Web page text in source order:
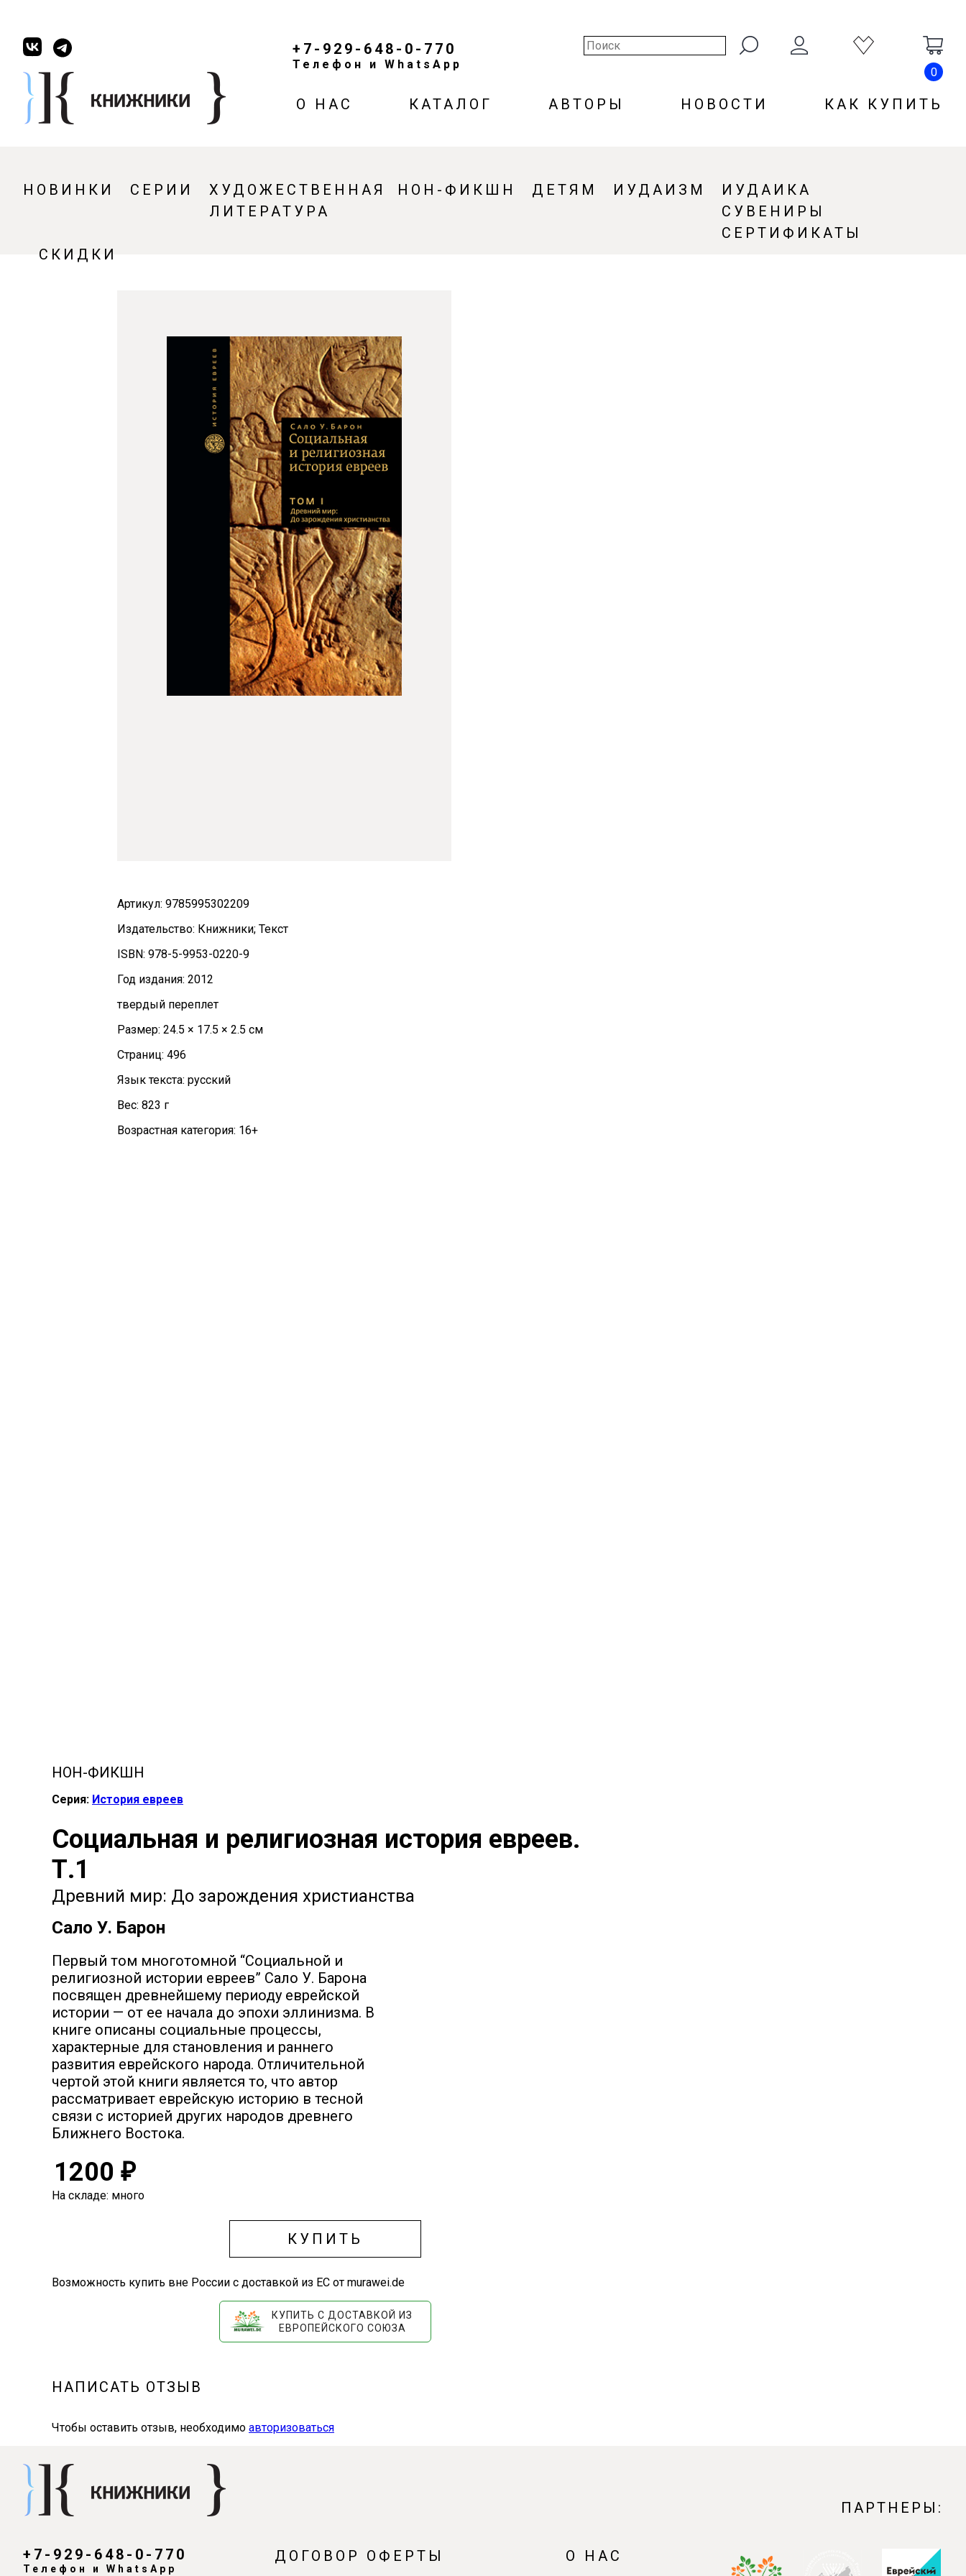
+7-929-648-0-770
Телефон и WhatsApp
0
О НАС КАТАЛОГ АВТОРЫ НОВОСТИ КАК КУПИТЬ
НОВИНКИ СЕРИИ
ХУДОЖЕСТВЕННАЯ
ЛИТЕРАТУРА
НОН-ФИКШН ДЕТЯМ ИУДАИЗМ
ИУДАИКА
СУВЕНИРЫ
СЕРТИФИКАТЫ
СКИДКИ
Артикул: 9785995302209
Издательство: Книжники; Текст
ISBN: 978-5-9953-0220-9
Год издания: 2012
твердый переплет
Размер: 24.5 × 17.5 × 2.5 см
Страниц: 496
Язык текста: русский
Вес: 823 г
Возрастная категория: 16+
НОН-ФИКШН
Серия: История евреев
Социальная и религиозная история евреев.
Т.1
Древний мир: До зарождения христианства
Сало У. Барон
Первый том многотомной “Социальной и
религиозной истории евреев” Сало У. Барона
посвящен древнейшему периоду еврейской
истории — от ее начала до эпохи эллинизма. В
книге описаны социальные процессы,
характерные для становления и раннего
развития еврейского народа. Отличительной
чертой этой книги является то, что автор
рассматривает еврейскую историю в тесной
связи с историей других народов древнего
Ближнего Востока.
1200 ₽
На складе: много
КУПИТЬ
Возможность купить вне России с доставкой из ЕС от murawei.de
КУПИТЬ С ДОСТАВКОЙ ИЗ
ЕВРОПЕЙСКОГО СОЮЗА
НАПИСАТЬ ОТЗЫВ
Чтобы оставить отзыв, необходимо авторизоваться
+7-929-648-0-770
Телефон и WhatsApp
ДОГОВОР ОФЕРТЫ О НАС
ПАРТНЕРЫ: